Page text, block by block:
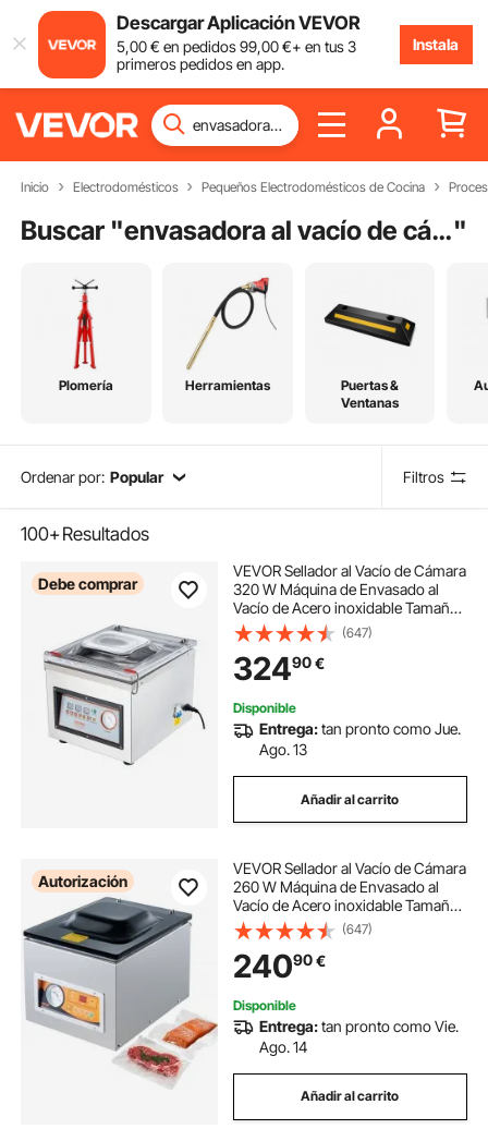
Descargar Aplicación VEVOR
5,00€ en pedidos99,00€+ en tus 3
primeros pedidos en app.
Instala
Inicio Electrodomésticos Pequeños Electrodomésticos de Cocina
Buscar " envasadora al vacío de cámara"
Plomería Herramientas
Puertas &
Ventanas
Ordenar por: Popular Filtros
100+Resultados
Debe comprar
VEVOR Sellador al Vacío de Cámara
320 W Máquina de Envasado al
Vacío de Acero inoxidable Tamaño
Compacto de 320 mm para Cocina
del Hogar Para Uso Comercial Para
Alimentos Húmedos, Carnes y
Adobos
(647)
32490€
Disponible
Entrega:tan pronto como Jue.
Ago. 13
Añadir al carrito
Autorización
VEVOR Sellador al Vacío de Cámara
260 W Máquina de Envasado al
Vacío de Acero inoxidable Tamaño
Compacto de 260 mm para Cocina
del Hogar Para Uso Comercial Para
Alimentos Húmedos, Carnes y
Adobos
(647)
24090€
Disponible
Entrega:tan pronto como Vie.
Ago. 14
Añadir al carrito